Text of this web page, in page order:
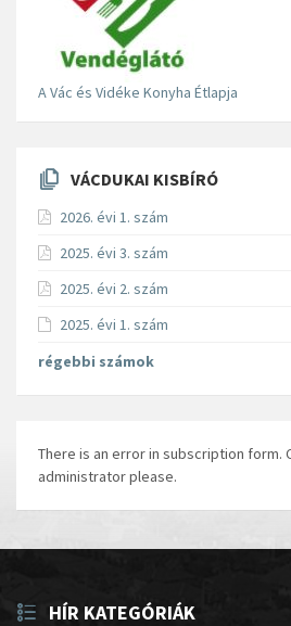
A Vác és Vidéke Konyha Étlapja
VÁCDUKAI KISBÍRÓ
2026. évi 1. szám
2025. évi 3. szám
2025. évi 2. szám
2025. évi 1. szám
régebbi számok
There is an error in subscription form.
administrator please.
HÍR KATEGÓRIÁK